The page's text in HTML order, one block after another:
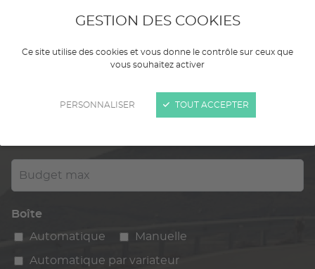
GESTION DES COOKIES
Ce site utilise des cookies et vous donne le contrôle sur ceux que
vous souhaitez activer
PERSONNALISER TOUT ACCEPTER
Budget max
Boîte
Automatique
Manuelle
Automatique par variateur